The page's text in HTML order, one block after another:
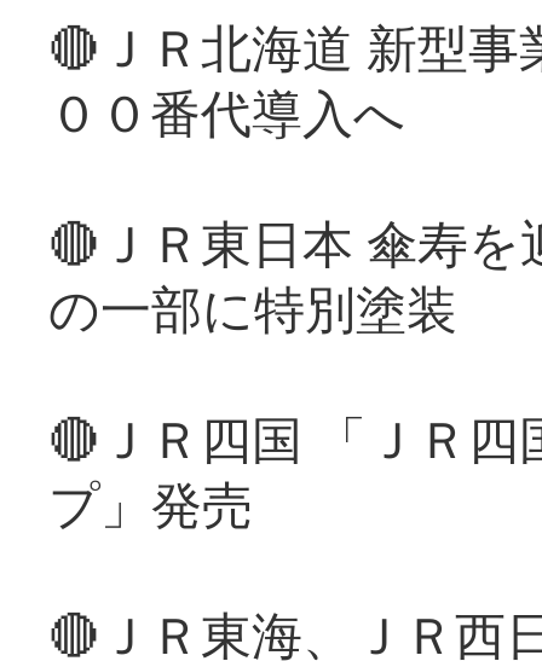
🔴ＪＲ北海道 新型
００番代導入へ
🔴ＪＲ東日本 傘寿
の一部に特別塗装
🔴ＪＲ四国 「ＪＲ
プ」発売
🔴ＪＲ東海、ＪＲ西